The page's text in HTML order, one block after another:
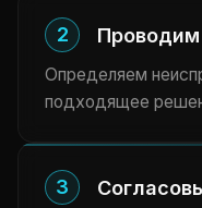
2 Проводим
Определяем
подходящее
3